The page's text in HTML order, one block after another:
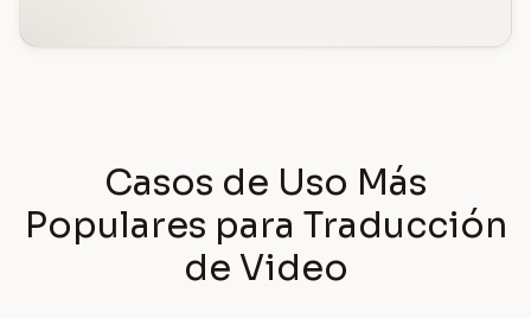
Casos de Uso Más
Populares para Traducción
de Video